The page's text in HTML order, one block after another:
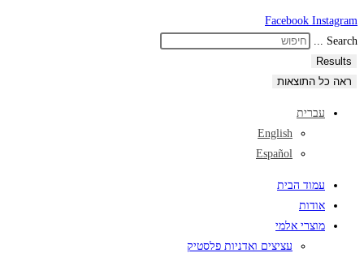
Facebook Instagram
Search ...
Results
ראה כל התוצאות
עברית
English
Español
עמוד הבית
אודות
מוצרי אלמי
עציצים ואדניות פלסטיק